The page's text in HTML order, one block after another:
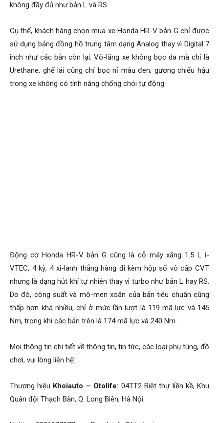
không đầy đủ như bản L và RS.
Cụ thể, khách hàng chọn mua xe Honda HR-V bản G chỉ được
sử dụng bảng đồng hồ trung tâm dạng Analog thay vì Digital 7
inch như các bản còn lại. Vô-lăng xe không bọc da mà chỉ là
Urethane, ghế lái cũng chỉ bọc nỉ màu đen; gương chiếu hậu
trong xe không có tính năng chống chói tự động.
Động cơ Honda HR-V bản G cũng là cỗ máy xăng 1.5 L i-
VTEC, 4 kỳ, 4 xi-lanh thẳng hàng đi kèm hộp số vô cấp CVT
nhưng là dạng hút khí tự nhiên thay vì turbo như bản L hay RS.
Do đó, công suất và mô-men xoắn của bản tiêu chuẩn cũng
thấp hơn khá nhiều, chỉ ở mức lần lượt là 119 mã lực và 145
Nm, trong khi các bản trên là 174 mã lực và 240 Nm.
Mọi thông tin chi tiết về thông tin, tin tức, các loại phụ tùng, đồ
chơi, vui lòng liên hệ:
Thương hiệu Khoiauto – Otolife: 04TT2 Biệt thự liền kề, Khu
Quân đội Thạch Bàn, Q. Long Biên, Hà Nội.